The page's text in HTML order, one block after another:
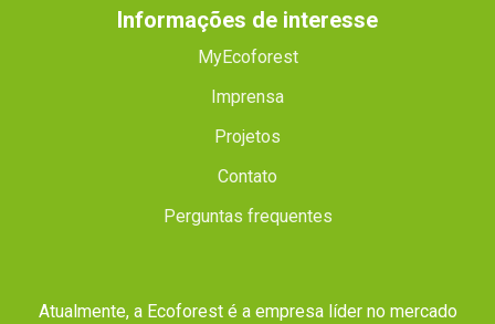
Informações de interesse
MyEcoforest
Imprensa
Projetos
Contato
Perguntas frequentes
Atualmente, a Ecoforest é a empresa líder no mercado